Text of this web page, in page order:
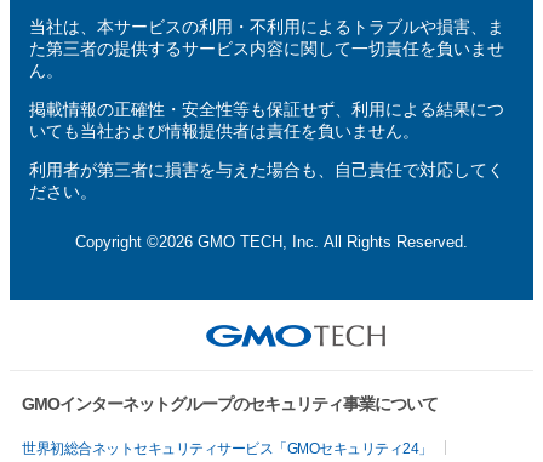
当社は、本サービスの利用・不利用によるトラブルや損害、ま
た第三者の提供するサービス内容に関して一切責任を負いませ
ん。
掲載情報の正確性・安全性等も保証せず、利用による結果につ
いても当社および情報提供者は責任を負いません。
利用者が第三者に損害を与えた場合も、自己責任で対応してく
ださい。
Copyright ©2026 GMO TECH, Inc. All Rights Reserved.
GMOインターネットグループのセキュリティ事業について
世界初総合ネットセキュリティサービス「GMOセキュリティ24」